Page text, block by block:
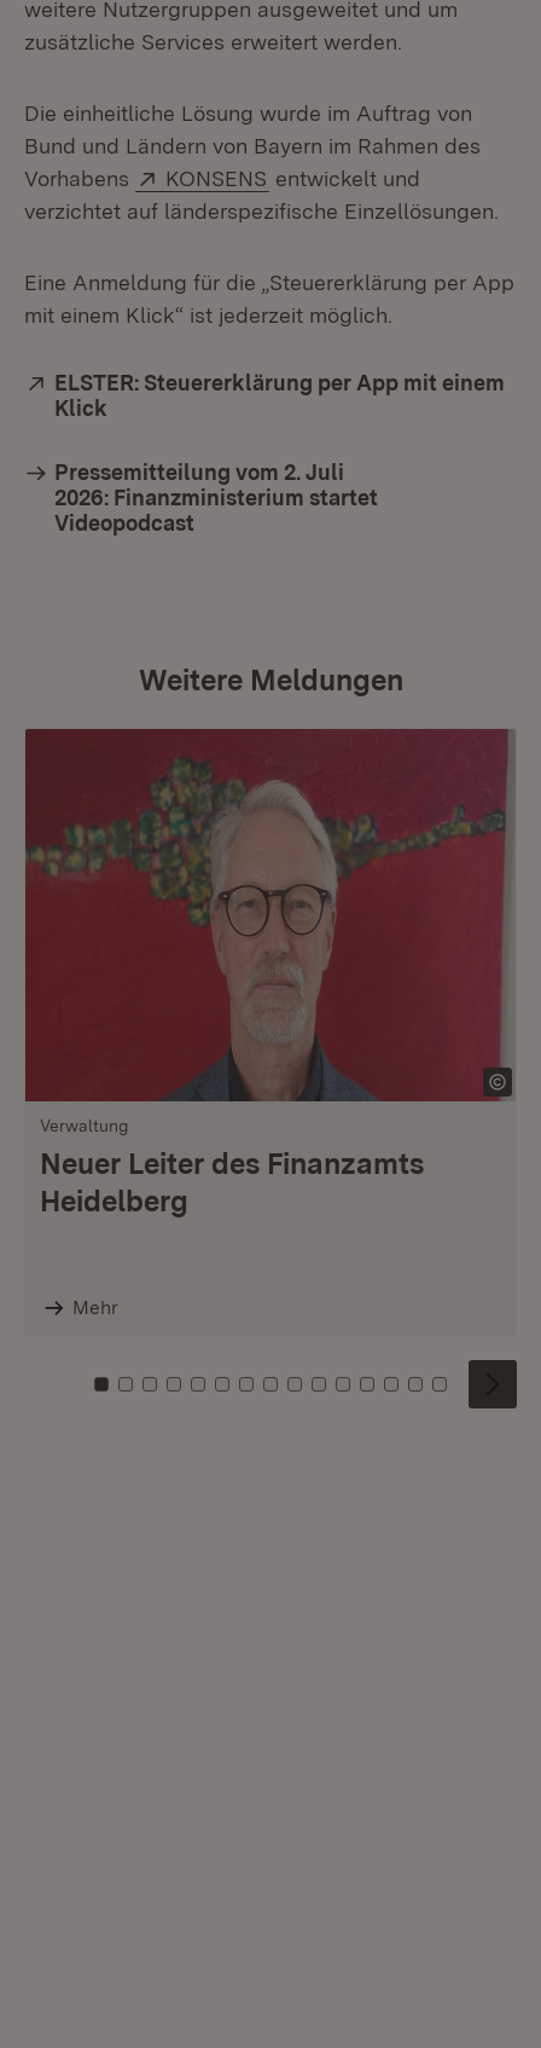
weitere Nutzergruppen ausgeweitet und um
zusätzliche Services erweitert werden.
Die einheitliche Lösung wurde im Auftrag von
Bund und Ländern von Bayern im Rahmen des
Vorhabens
Extern:
KONSENS (Öffnet in neuem Fenster)
entwickelt und
verzichtet auf länderspezifische Einzellösungen.
Eine Anmeldung für die „Steuererklärung per App
mit einem Klick“ ist jederzeit möglich.
Extern:
ELSTER: Steuererklärung per App mit einem
Klick
Pressemitteilung vom 2. Juli
2026: Finanzministerium startet
Videopodcast
Weitere Meldungen
Verwaltung
Neuer Leiter des Finanzamts
Heidelberg
Mehr
Zu Kachel: 0
Zu Kachel: 1
Zu Kachel: 2
Zu Kachel: 3
Zu Kachel: 4
Zu Kachel: 5
Zu Kachel: 6
Zu Kachel: 7
Zu Kachel: 8
Zu Kachel: 9
Zu Kachel: 10
Zu Kachel: 11
Zu Kachel: 12
Zu Kachel:
Zu